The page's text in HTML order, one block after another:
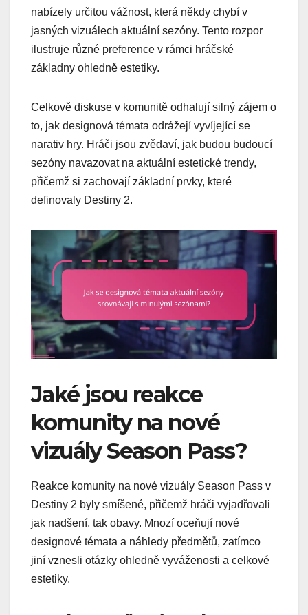
nabízely určitou vážnost, která někdy chybí v
jasných vizuálech aktuální sezóny. Tento rozpor
ilustruje různé preference v rámci hráčské
základny ohledně estetiky.
Celkově diskuse v komunitě odhalují silný zájem o
to, jak designová témata odrážejí vyvíjející se
narativ hry. Hráči jsou zvědaví, jak budou budoucí
sezóny navazovat na aktuální estetické trendy,
přičemž si zachovají základní prvky, které
definovaly Destiny 2.
Jaké jsou reakce
komunity na nové
vizuály Season Pass?
Reakce komunity na nové vizuály Season Pass v
Destiny 2 byly smíšené, přičemž hráči vyjadřovali
jak nadšení, tak obavy. Mnozí oceňují nové
designové témata a náhledy předmětů, zatímco
jiní vznesli otázky ohledně vyváženosti a celkové
estetiky.